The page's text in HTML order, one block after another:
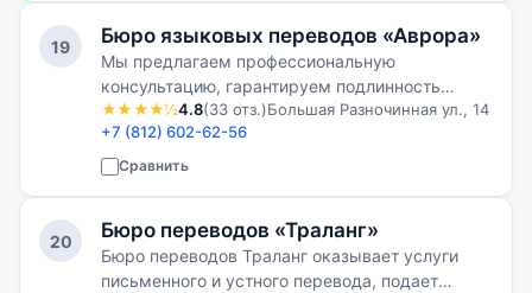
19 Бюро языковых переводов «Аврора»
Мы предлагаем профессиональную
консультацию, гарантируем подлинность
апостиля через госучреждения, работаем с
нотариусами, зарегистрированными в
Минюсте, действуем без доверенности,
★★★★½4.8(33 отз.)Большая Разночинная ул., 14
+7 (812) 602-62-56
Сравнить
20 Бюро переводов «Траланг»
Бюро переводов Траланг оказывает услуги
письменного и устного перевода, подает